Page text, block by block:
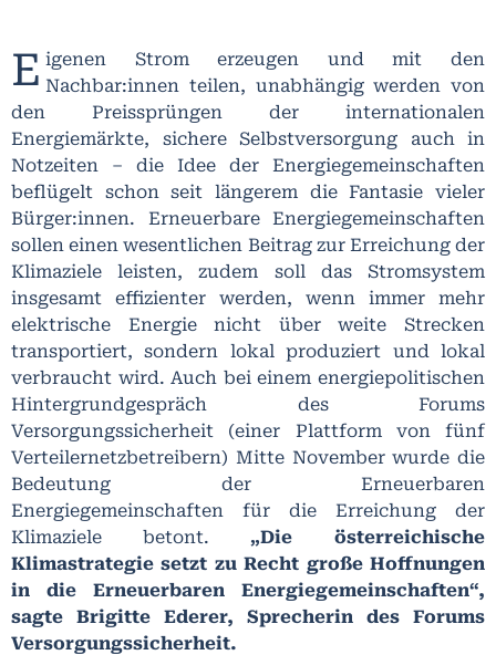
E igenen Strom erzeugen und mit den
Nachbar:innen teilen, unabhängig werden von
den Preissprüngen der internationalen
Energiemärkte, sichere Selbstversorgung auch in
Notzeiten – die Idee der Energiegemeinschaften
beflügelt schon seit längerem die Fantasie vieler
Bürger:innen. Erneuerbare Energiegemeinschaften
sollen einen wesentlichen Beitrag zur Erreichung der
Klimaziele leisten, zudem soll das Stromsystem
insgesamt effizienter werden, wenn immer mehr
elektrische Energie nicht über weite Strecken
transportiert, sondern lokal produziert und lokal
verbraucht wird. Auch bei einem energiepolitischen
Hintergrundgespräch des Forums
Versorgungssicherheit (einer Plattform von fünf
Verteilernetzbetreibern) Mitte November wurde die
Bedeutung der Erneuerbaren
Energiegemeinschaften für die Erreichung der
Klimaziele betont. „Die österreichische
Klimastrategie setzt zu Recht große Hoffnungen
in die Erneuerbaren Energiegemeinschaften“,
sagte Brigitte Ederer, Sprecherin des Forums
Versorgungssicherheit.